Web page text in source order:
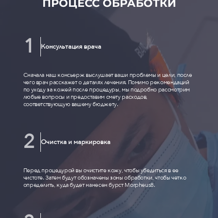
ПРОЦЕСС ОБРАБОТКИ
Консультация врача
Сначала наш консьерж выслушает ваши проблемы и цели, после
чего врач расскажет о деталях лечения. Помимо рекомендаций
по уходу за кожей после процедуры, мы подробно рассмотрим
любые вопросы и предоставим смету расходов,
соответствующую вашему бюджету.
Очистка и маркировка
Перед процедурой вы очистите кожу, чтобы убедиться в ее
чистоте. Затем будут обозначены зоны обработки, чтобы четко
определить, куда будет нанесен бурст Morpheus8.